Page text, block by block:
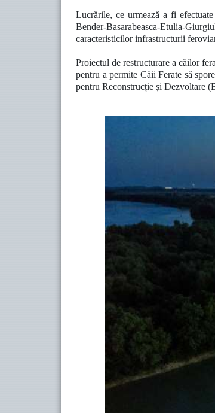
Lucrările, ce urmează a fi
Bender-Basarabeasca-Etulia-
caracteristicilor infrastructurii
Proiectul de restructurare a căilor
pentru a permite Căii Ferate să
pentru Reconstrucție și Dezvoltare